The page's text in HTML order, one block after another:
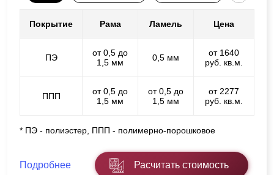
Покрытие Рама Ламель Цена
ПЭ
от 0,5 до
1,5 мм
0,5 мм
от 1640
руб. кв.м.
ППП
от 0,5 до
1,5 мм
от 0,5 до
1,5 мм
от 2277
руб. кв.м.
* ПЭ - полиэстер, ППП - полимерно-порошковое
Подробнее Расчитать стоимость